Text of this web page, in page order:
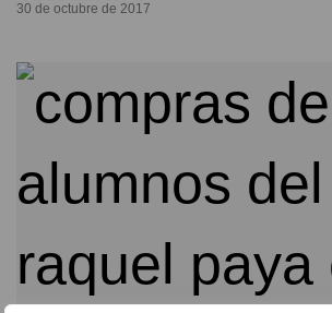
30 de octubre de 2017